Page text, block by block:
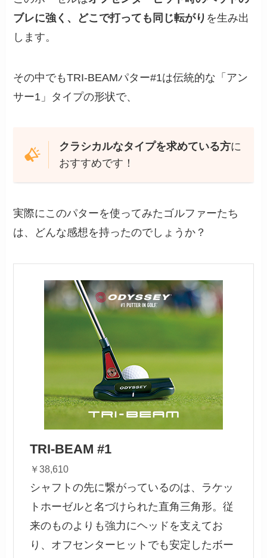
ブレに強く、どこで打っても同じ転がり を生み出
します。
その中でもTRI-BEAMパター#1は伝統的な「アン
サー1」タイプの形状で、
クラシカルなタイプを求めている方に
おすすめです！
実際にこのパターを使ってみたゴルファーたち
は、どんな感想を持ったのでしょうか？
TRI-BEAM #1
￥38,610
シャフトの先に繋がっているのは、ラケッ
トホーゼルと名づけられた直角三角形。従
来のものよりも強力にヘッドを支えてお
り、オフセンターヒットでも安定したボー